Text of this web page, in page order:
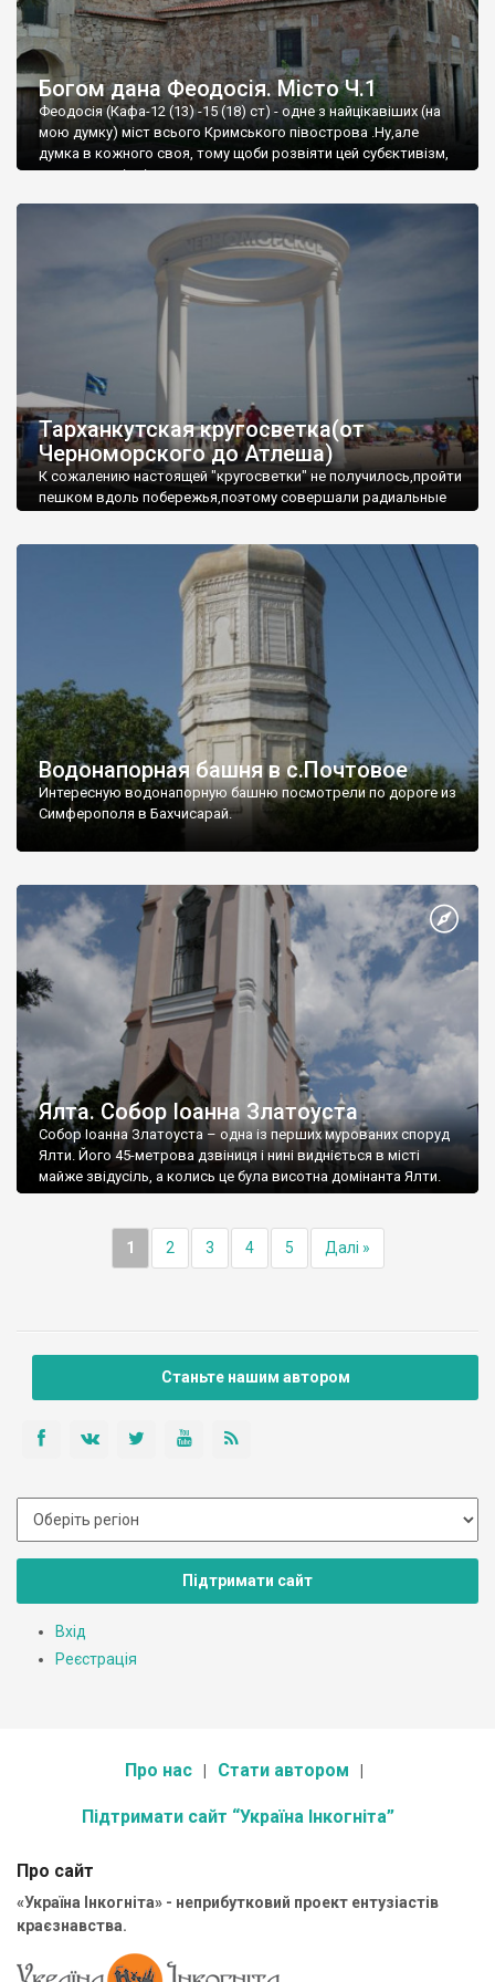
Богом дана Феодосія. Місто Ч.1
Феодосія (Кафа-12 (13) -15 (18) ст) - одне з найцікавіших (на
мою думку) міст всього Кримського півострова .Ну,але
думка в кожного своя, тому щоби розвіяти цей субєктивізм,
запрошую відвідати це
Тарханкутская кругосветка(от
Черноморского до Атлеша)
К сожалению настоящей "кругосветки" не получилось,пройти
пешком вдоль побережья,поэтому совершали радиальные
Водонапорная башня в с.Почтовое
Интересную водонапорную башню посмотрели по дороге из
Симферополя в Бахчисарай.
Ялта. Собор Іоанна Златоуста
Собор Іоанна Златоуста – одна із перших мурованих споруд
Ялти. Його 45-метрова дзвіниця і нині видніється в місті
майже звідусіль, а колись це була висотна домінанта Ялти.
1 2 3 4 5 Далі »
Станьте нашим автором
Підтримати сайт
Вхід
Реєстрація
Про нас Стати автором
Підтримати сайт “Україна Інкогніта”
Про сайт
«Україна Інкогніта» - неприбутковий проект ентузіастів
краєзнавства.